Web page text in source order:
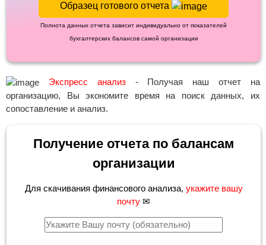
Образец готового отчета
Полнота данных отчета зависит индивидуально от показателей
бухгалтерских балансов самой организации
Экспресс анализ- Получая наш отчет на
организацию, Вы экономите время на поиск данных, их
сопоставление и анализ.
Получение отчета по балансам
организации
Для скачивания финансового анализа, укажите вашу
почту ✉